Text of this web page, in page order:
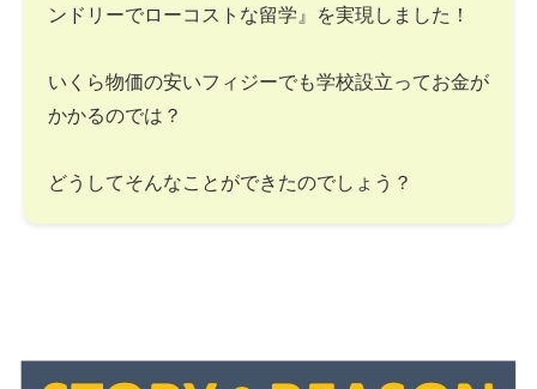
ンドリーでローコストな留学』を実現しました！
いくら物価の安いフィジーでも学校設立ってお金が
かかるのでは？
どうしてそんなことができたのでしょう？